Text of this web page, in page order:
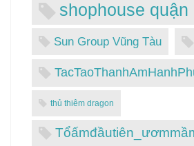
shophouse quận
Sun Group Vũng Tàu
thủ thiêm dragon